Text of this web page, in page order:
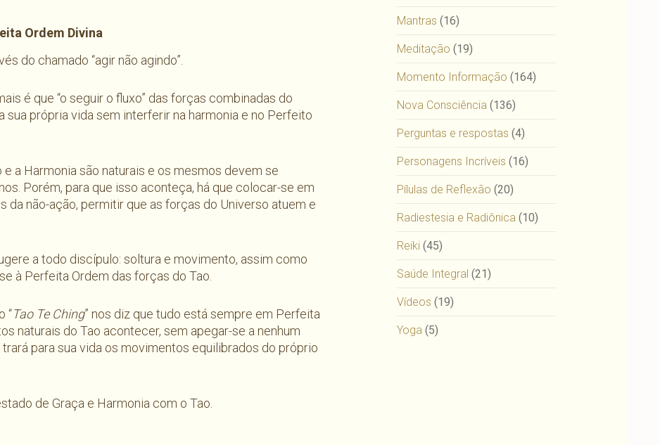
Ordem Divina
do chamado “agir não agindo”.
é que “o seguir o fluxo” das forças combinadas do
sua própria vida sem interferir na harmonia e no Perfeito
e a Harmonia são naturais e os mesmos devem se
Porém, para que isso aconteça, há que colocar-se em
da não-ação, permitir que as forças do Universo atuem e
a todo discípulo: soltura e movimento, assim como
à Perfeita Ordem das forças do Tao.
“Tao Te Ching” nos diz que tudo está sempre em Perfeita
naturais do Tao acontecer, sem apegar-se a nenhum
para sua vida os movimentos equilibrados do próprio
de Graça e Harmonia com o Tao.
Mantras (16)
Meditação (19)
Momento Informação (164)
Nova Consciência (136)
Perguntas e respostas (4)
Personagens Incríveis (16)
Pílulas de Reflexão (20)
Radiestesia e Radiônica (10)
Reiki (45)
Saúde Integral (21)
Vídeos (19)
Yoga (5)